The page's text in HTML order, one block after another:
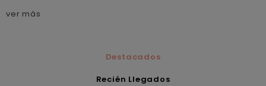
ver más
Destacados
Recién Llegados